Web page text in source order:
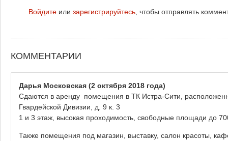
Войдите или зарегистрируйтесь, чтобы отправлять
КОММЕНТАРИИ
Дарья Московская (2 октября 2018 года)
Сдаются в аренду помещения в ТК Истра-Сити,
Гвардейской Дивизии, д. 9 к. 3
1 и 3 этаж, высокая проходимость, свободные площади до
Также помещения под магазин, выставку, салон красоты,